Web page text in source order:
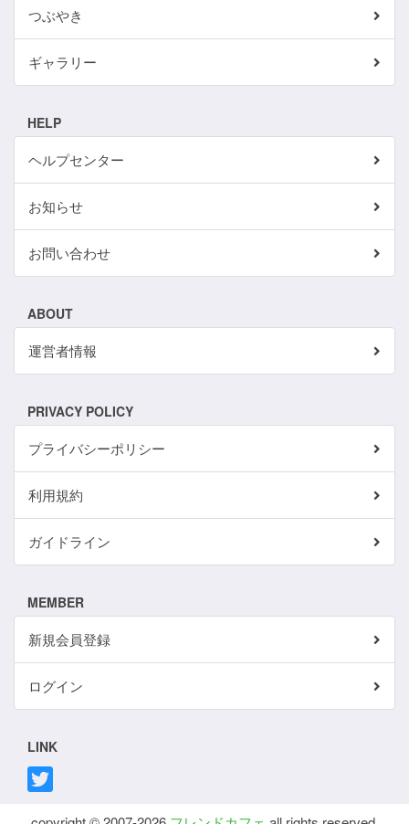
つぶやき
ギャラリー
HELP
ヘルプセンター
お知らせ
お問い合わせ
ABOUT
運営者情報
PRIVACY POLICY
プライバシーポリシー
利用規約
ガイドライン
MEMBER
新規会員登録
ログイン
LINK